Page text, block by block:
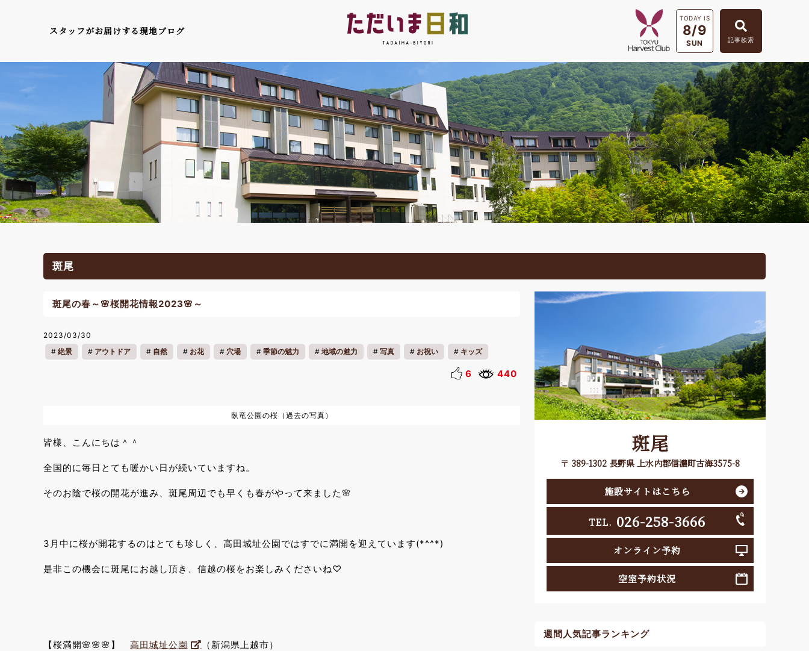
スタッフがお届けする現地ブログ
TODAY IS
8/9
SUN 記事検索
斑尾
斑尾の春～🌸桜開花情報2023🌸～
2023/03/30
絶景
アウトドア 自然 お花 穴場 季節の魅力 地域の魅力 写真 お祝い キッズ
6 440
臥竜公園の桜（過去の写真）
皆様、こんにちは＾＾
全国的に毎日とても暖かい日が続いていますね。
そのお陰で桜の開花が進み、斑尾周辺でも早くも春がやって来ました🌸
3月中に桜が開花するのはとても珍しく、高田城址公園ではすでに満開を迎えています(*^^*)
是非この機会に斑尾にお越し頂き、信越の桜をお楽しみくださいね♡
【桜満開🌸🌸🌸】 高田城址公園 （新潟県上越市）
斑尾
〒 389-1302 長野県 上水内郡信濃町古海3575-8
施設サイトはこちら
TEL. 026-258-3666
オンライン予約
空室予約状況
週間人気記事ランキング